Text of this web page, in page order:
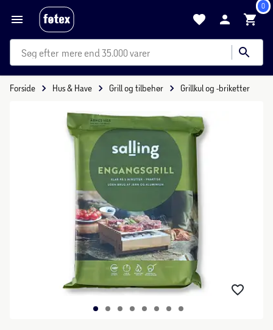
0
mere end 35.000 varer
Forside Hus & Have Grill og tilbehør Grillkul og -briketter